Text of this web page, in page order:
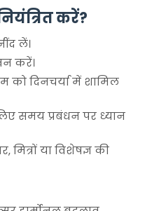
करें?
लें।
करें।
को दिनचर्या में शामिल
समय प्रबंधन पर ध्यान
मित्रों या विशेषज्ञ की